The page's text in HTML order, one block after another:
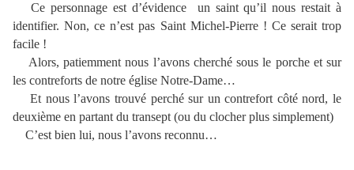
Ce personnage est d’évidence un saint qu’il nous restait à
identifier. Non, ce n’est pas Saint Michel-Pierre ! Ce serait trop
facile !
Alors, patiemment nous l’avons cherché sous le porche et sur
les contreforts de notre église Notre-Dame…
Et nous l’avons trouvé perché sur un contrefort côté nord, le
deuxième en partant du transept (ou du clocher plus simplement)
C’est bien lui, nous l’avons reconnu…